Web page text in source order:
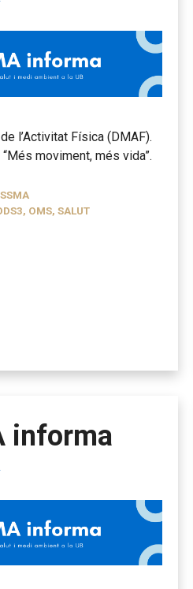
l’Activitat Física (DMAF).
moviment, més vida”.
, OMS, SALUT
informa